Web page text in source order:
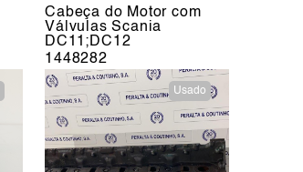
Cabeça do Motor com
Válvulas Scania
DC11;DC12
1448282
Usado